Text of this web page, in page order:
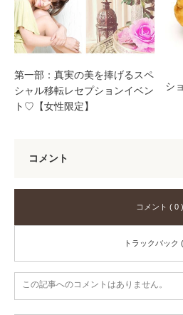
第一部：真実の美を捧げるスペ
シャル移転レセプションイベン
ト♡【女性限定】
シ
コメント
コメント ( 0 )
トラックバック
この記事へのコメントはありません。